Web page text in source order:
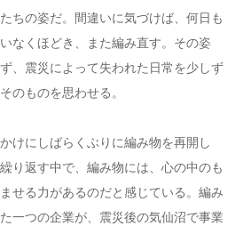
ちの姿だ。間違いに気づけば、何日も
なくほどき、また編み直す。その姿
、震災によって失われた日常を少しず
のものを思わせる。
けにしばらくぶりに編み物を再開し
り返す中で、編み物には、心の中のも
せる力があるのだと感じている。編み
一つの企業が、震災後の気仙沼で事業